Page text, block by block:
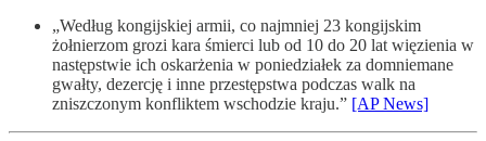
„Według kongijskiej armii, co najmniej 23 kongijskim
żołnierzom grozi kara śmierci lub od 10 do 20 lat więzienia w
następstwie ich oskarżenia w poniedziałek za domniemane
gwałty, dezercję i inne przestępstwa podczas walk na
zniszczonym konfliktem wschodzie kraju.” [AP News]